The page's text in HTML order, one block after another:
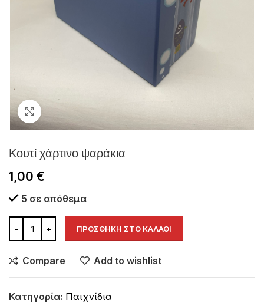
Κουτί χάρτινο ψαράκια
1,00 €
5 σε απόθεμα
ΠΡΟΣΘΉΚΗ ΣΤΟ ΚΑΛΆΘΙ
Compare Add to wishlist
Κατηγορία: Παιχνίδια